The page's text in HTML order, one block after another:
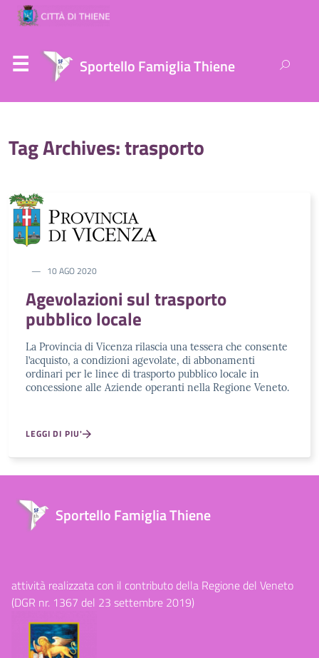
Sportello Famiglia Thiene
per:
Tag Archives: trasporto
10 AGO 2020
Agevolazioni sul trasporto
pubblico locale
La Provincia di Vicenza rilascia una tessera che consente
l’acquisto, a condizioni agevolate, di abbonamenti
ordinari per le linee di trasporto pubblico locale in
concessione alle Aziende operanti nella Regione Veneto.
LEGGI DI PIU'
Sportello Famiglia Thiene
attività realizzata con il contributo della Regione del Veneto
(DGR nr. 1367 del 23 settembre 2019)